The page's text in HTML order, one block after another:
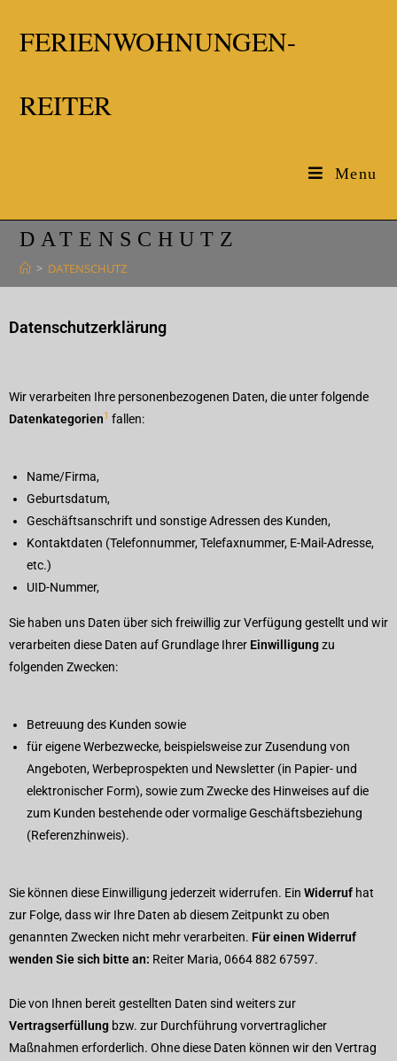
FERIENWOHNUNGEN-
REITER
Menu
DATENSCHUTZ
> DATENSCHUTZ
Datenschutzerklärung
Wir verarbeiten Ihre personenbezogenen Daten, die unter folgende
Datenkategorien1 fallen:
Name/Firma,
Geburtsdatum,
Geschäftsanschrift und sonstige Adressen des Kunden,
Kontaktdaten (Telefonnummer, Telefaxnummer, E-Mail-Adresse,
etc.)
UID-Nummer,
Sie haben uns Daten über sich freiwillig zur Verfügung gestellt und wir
verarbeiten diese Daten auf Grundlage Ihrer Einwilligungzu
folgenden Zwecken:
Betreuung des Kunden sowie
für eigene Werbezwecke, beispielsweise zur Zusendung von
Angeboten, Werbeprospekten und Newsletter (in Papier- und
elektronischer Form), sowie zum Zwecke des Hinweises auf die
zum Kunden bestehende oder vormalige Geschäftsbeziehung
(Referenzhinweis).
Sie können diese Einwilligung jederzeit widerrufen. Ein Widerruf hat
zur Folge, dass wir Ihre Daten ab diesem Zeitpunkt zu oben
genannten Zwecken nicht mehr verarbeiten. Für einen Widerruf
wenden Sie sich bitte an: Reiter Maria, 0664 882 67597.
Die von Ihnen bereit gestellten Daten sind weiters zur
Vertragserfüllung bzw. zur Durchführung vorvertraglicher
Maßnahmen erforderlich. Ohne diese Daten können wir den Vertrag